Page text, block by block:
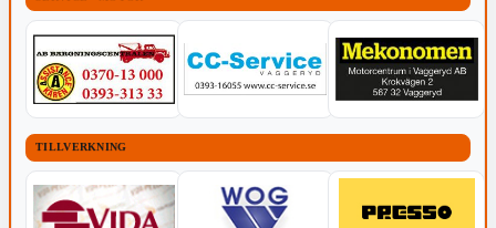
TILLVERKNING